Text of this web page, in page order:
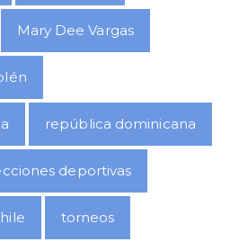
Mary Dee Vargas
república dominicana
deportivas
torneos